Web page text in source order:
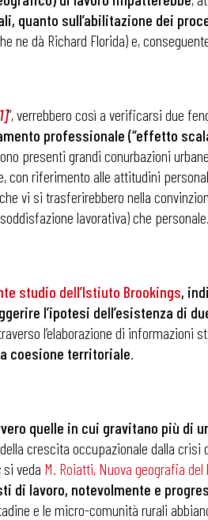
quanto sull’abilitazione dei
ne dà Richard Florida) e,
”, verrebbero così a verificarsi due
professionale (“effetto
presenti grandi conurbazioni
con riferimento alle attitudini
vi si trasferirebbero nella
lavorativa) che personale.
studio dell’Istiuto Brookings,
l’ipotesi dell’esistenza di
l’elaborazione di
coesione territoriale.
quelle in cui gravitano più di
crescita occupazionale dalla
si veda M. Roiatti, Nuova geografia
di lavoro, notevolmente e
e le micro-comunità rurali